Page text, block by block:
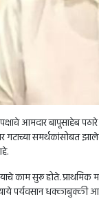
आमदार बापूसाहेब
गटाच्या समर्थकांसोबत
काम सुरू होते. प्राथमिक
पर्यवसान धक्काबुक्की